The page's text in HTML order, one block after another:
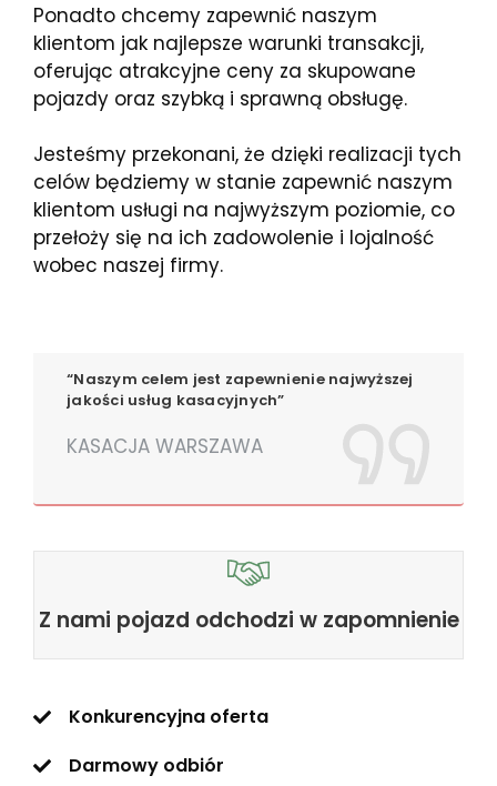
Ponadto chcemy zapewnić naszym
klientom jak najlepsze warunki transakcji,
oferując atrakcyjne ceny za skupowane
pojazdy oraz szybką i sprawną obsługę.
Jesteśmy przekonani, że dzięki realizacji tych
celów będziemy w stanie zapewnić naszym
klientom usługi na najwyższym poziomie, co
przełoży się na ich zadowolenie i lojalność
wobec naszej firmy.
“Naszym celem jest zapewnienie najwyższej
jakości usług kasacyjnych”
KASACJA WARSZAWA
Z nami pojazd odchodzi w zapomnienie
Konkurencyjna oferta
Darmowy odbiór